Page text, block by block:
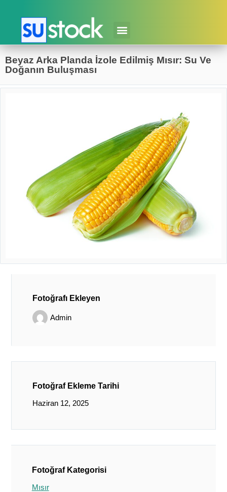
Beyaz Arka Planda İzole Edilmiş Mısır: Su Ve
Doğanın Buluşması
Fotoğrafı Ekleyen
Admin
Fotoğraf Ekleme Tarihi
Haziran 12, 2025
Fotoğraf Kategorisi
Mısır